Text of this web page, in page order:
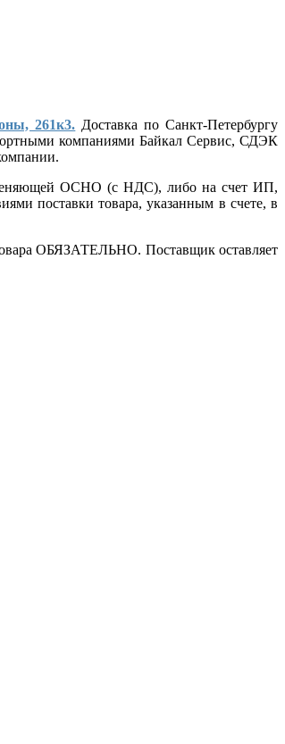
261к3. Доставка по Санкт-Петербургу
компаниями Байкал Сервис, СДЭК
ОСНО (с НДС), либо на счет ИП,
поставки товара, указанным в счете, в
ОБЯЗАТЕЛЬНО. Поставщик оставляет